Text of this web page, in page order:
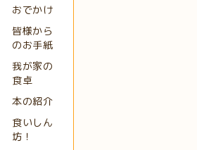
おでかけ
皆様から
のお手紙
我が家の
食卓
本の紹介
食いしん
坊！